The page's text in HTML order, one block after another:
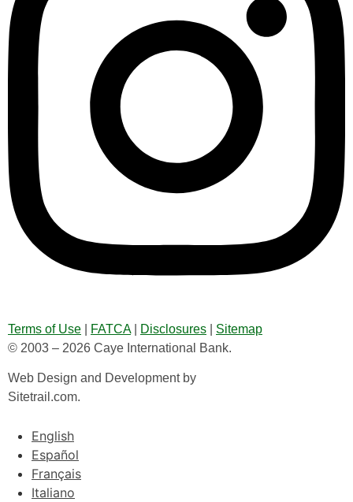
Terms of Use FATCA| Disclosures
Sitemap
© 2003 – 2026 Caye International Bank.
Web Design and Development by
Sitetrail.com.
English
Español
Français
Italiano